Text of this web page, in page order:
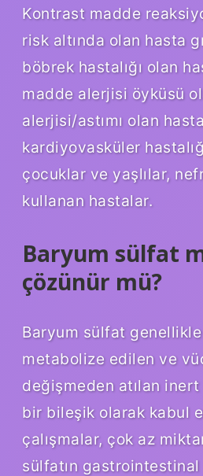
Kontrast madde
risk altında olan hasta
böbrek hastalığı olan
madde alerjisi öyküsü
alerjisi/astımı olan
kardiyovasküler
çocuklar ve yaşlılar,
kullanan hastalar.
Baryum sülfat
çözünür mü?
Baryum sülfat
metabolize edilen ve
değişmeden atılan
bir bileşik olarak kabul
çalışmalar, çok az
sülfatın